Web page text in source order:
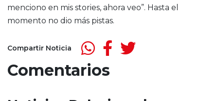
menciono en mis stories, ahora veo”. Hasta el
momento no dio más pistas.
Compartir Noticia
Comentarios